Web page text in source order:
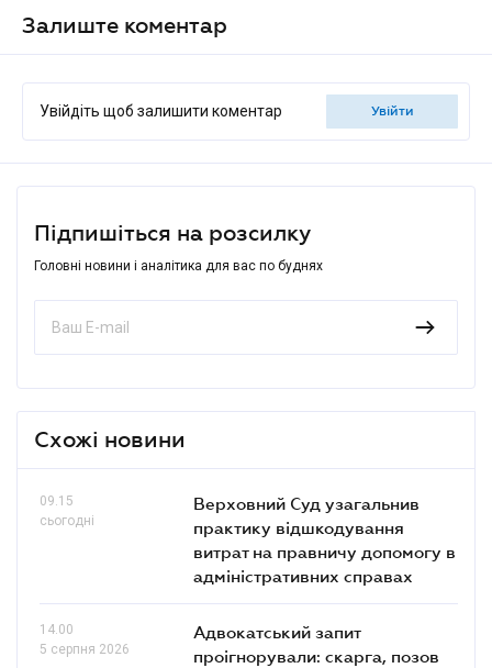
Залиште коментар
Увійдіть щоб залишити коментар увійти
Підпишіться на розсилку
Головні новини і аналітика для вас по буднях
Схожі новини
09.15
сьогодні
Верховний Суд узагальнив
практику відшкодування
витрат на правничу допомогу в
адміністративних справах
14.00
5 серпня 2026
Адвокатський запит
проігнорували: скарга, позов